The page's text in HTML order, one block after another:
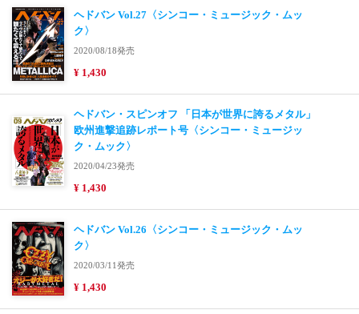
ヘドバン Vol.27〈シンコー・ミュージック・ムッ
ク〉
2020/08/18発売
¥ 1,430
ヘドバン・スピンオフ 「日本が世界に誇るメタル」
欧州進撃追跡レポート号〈シンコー・ミュージッ
ク・ムック〉
2020/04/23発売
¥ 1,430
ヘドバン Vol.26〈シンコー・ミュージック・ムッ
ク〉
2020/03/11発売
¥ 1,430